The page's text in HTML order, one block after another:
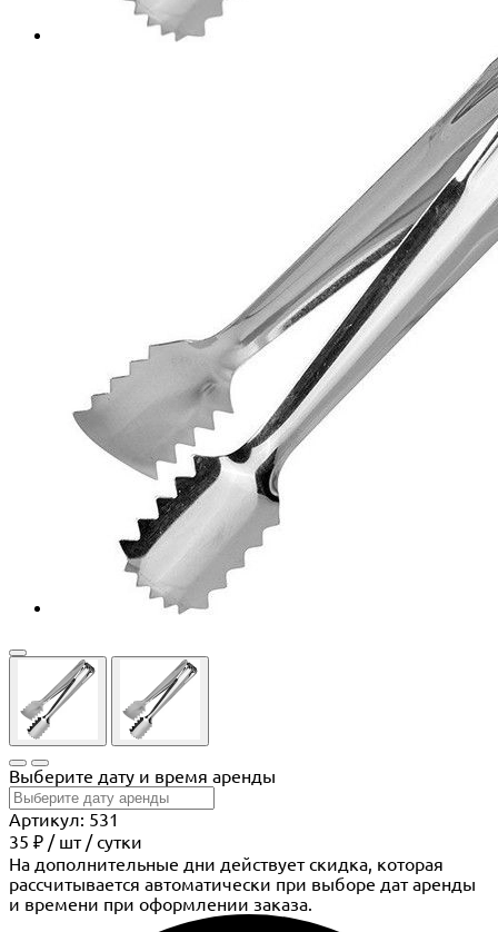
Выберите дату и время аренды
Артикул: 531
35 ₽ / шт / сутки
На дополнительные дни действует скидка, которая
рассчитывается автоматически при выборе дат аренды
и времени при оформлении заказа.